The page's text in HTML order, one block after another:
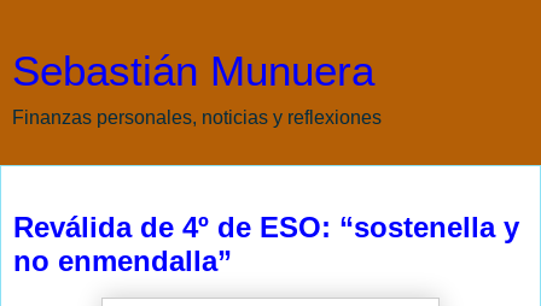
Sebastián Munuera
Finanzas personales, noticias y reflexiones
Reválida de 4º de ESO: “sostenella y
no enmendalla”